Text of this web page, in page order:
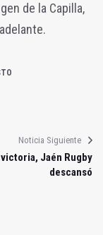
de la Capilla,
Noticia Siguiente
Jaén Rugby
descansó